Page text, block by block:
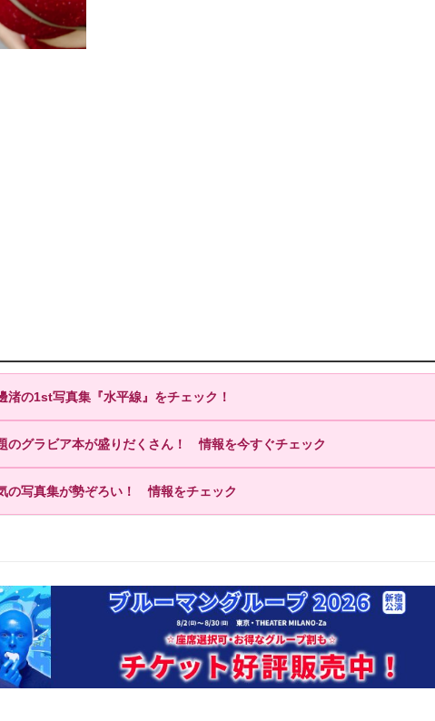
渚の1st写真集『水平線』をチェック！
のグラビア本が盛りだくさん！ 情報を今すぐチェック
の写真集が勢ぞろい！ 情報をチェック